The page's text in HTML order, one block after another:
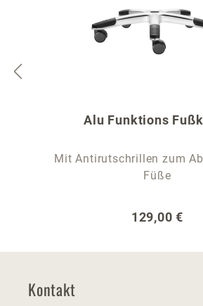
Alu Funktions
Mit Antirutschrillen zum
Füße
Regulärer
129,00 €
Kontakt